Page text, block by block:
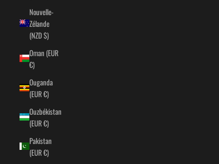
Nouvelle-
Zélande
(NZD $)
Oman (EUR
€)
Ouganda
(EUR €)
Ouzbékistan
(EUR €)
Pakistan
(EUR €)